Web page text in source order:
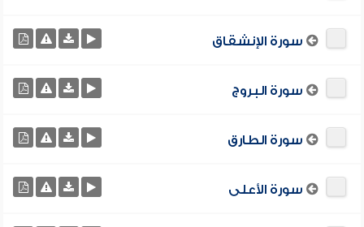
سورة الإنشقاق
سورة البروج
سورة الطارق
سورة الأعلى